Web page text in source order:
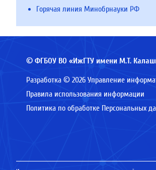
Горячая линия Минобрнауки РФ
© ФГБОУ ВО «ИжГТУ имени М.Т.
Разработка © 2026 Управление
Правила использования информации
Политика по обработке Персональных